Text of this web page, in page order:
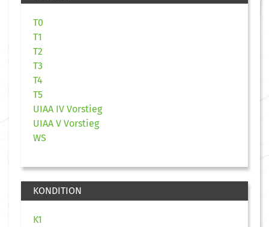
T0
T1
T2
T3
T4
T5
UIAA IV Vorstieg
UIAA V Vorstieg
WS
KONDITION
K1